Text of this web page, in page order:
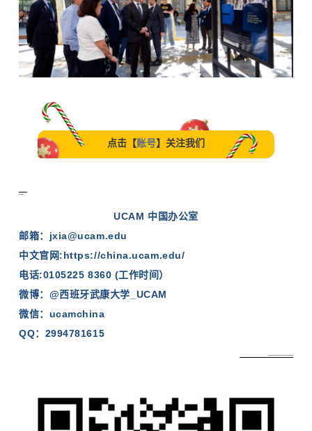
点击【账号】关注我们
UCAM 中国办公室
邮箱：jxia@ucam.edu
中文官网:https://china.ucam.edu/
电话:0105225 8360 (工作时间）
微博：@西班牙武康大学_UCAM
微信：ucamchina
QQ：2994781615